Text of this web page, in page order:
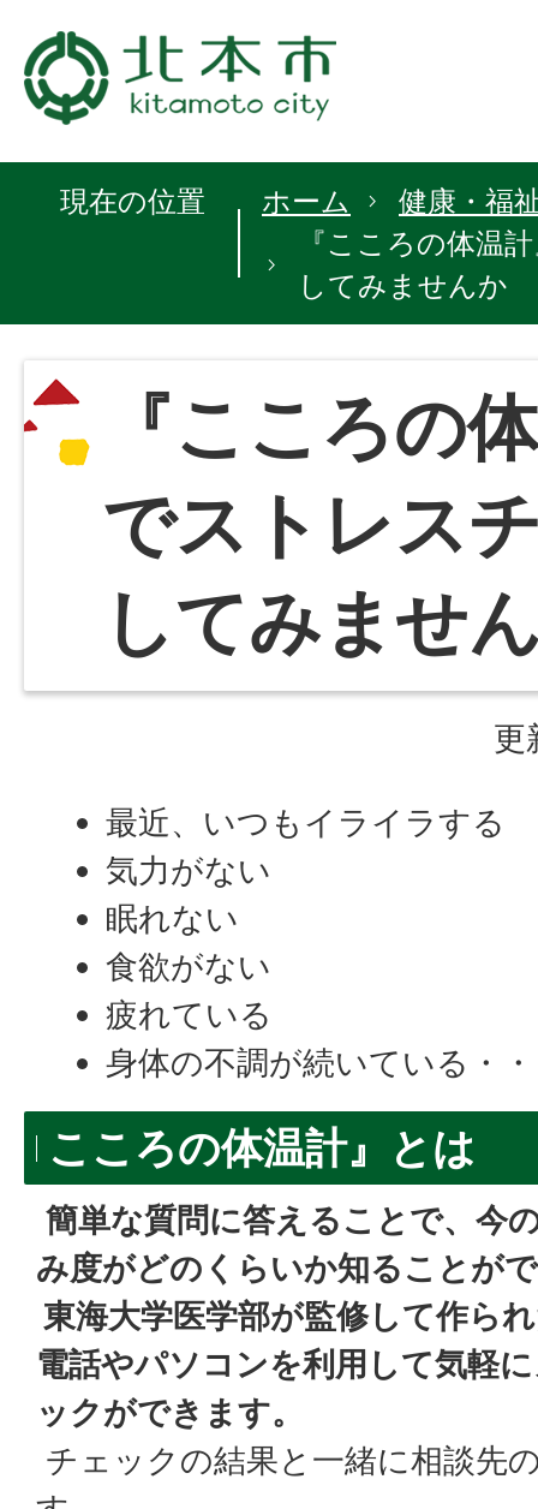
現在の位置 ホーム
健康・福
『こころの体温
してみませんか
『こころの
でストレス
してみませ
更
最近、いつもイライラする
気力がない
眠れない
食欲がない
疲れている
身体の不調が続いている・
こころの体温計』とは
簡単な質問に答えることで、今
み度がどのくらいか知ることが
東海大学医学部が監修して作ら
電話やパソコンを利用して気軽
ックができます。
チェックの結果と一緒に相談先